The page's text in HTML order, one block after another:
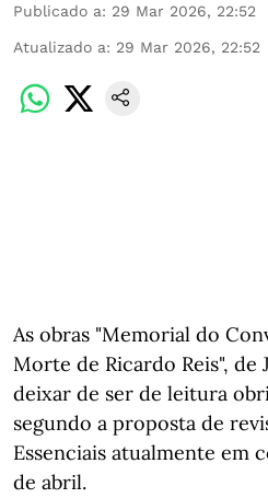
Publicado a: 29 Mar 2026, 22:52
Atualizado a: 29 Mar 2026, 22:52
As obras "Memorial do
Morte de Ricardo Reis", de
deixar de ser de leitura
segundo a proposta de
Essenciais atualmente em
de abril.